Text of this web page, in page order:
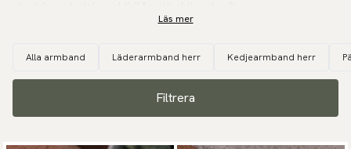
attraktionskraft
Våra ädelstenarmband hyllar den inneboende skönheten hos
Läs mer
Alla armband Läderarmband herr Kedjearmband herr
Filtrera